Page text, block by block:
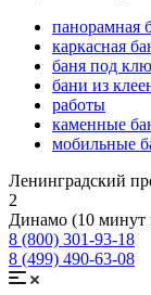
панорамная
каркасная
баня под
бани из
работы
каменные
мобильные
Ленинградский
2
Динамо (10 минут
8 (800) 301-93-18
8 (499) 490-63-08